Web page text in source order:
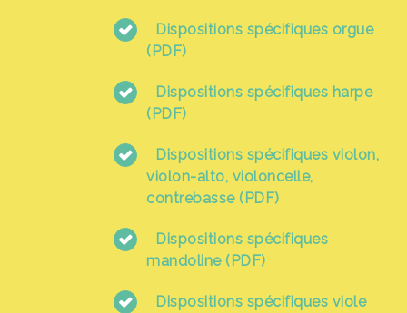
Dispositions spécifiques orgue
(PDF)
Dispositions spécifiques harpe
(PDF)
Dispositions spécifiques violon,
violon-alto, violoncelle,
contrebasse (PDF)
Dispositions spécifiques
mandoline (PDF)
Dispositions spécifiques viole